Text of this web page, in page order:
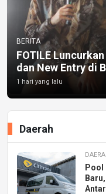
BERITA
FOTILE
dan New Entry di
1 hari yang lalu
Daerah
Pool